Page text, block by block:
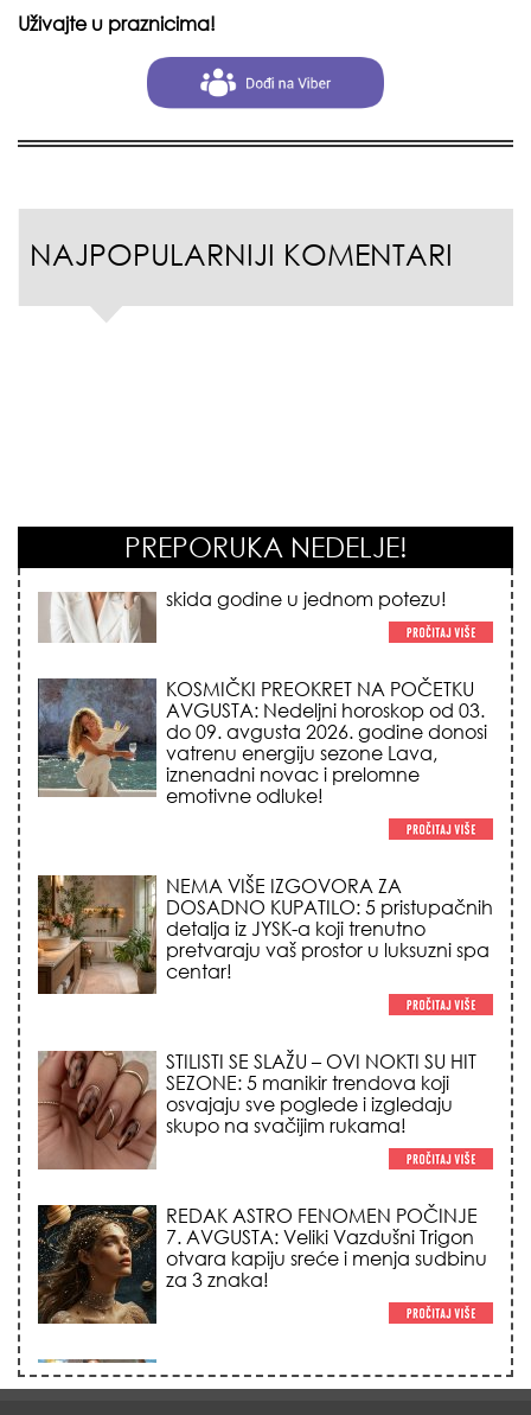
Uživajte u praznicima!
NAJPOPULARNIJI KOMENTARI
PREPORUKA NEDELJE!
KOSMIČKI PREOKRET NA POČETKU
AVGUSTA: Nedeljni horoskop od 03.
vatrenu energiju sezone Lava,
iznenadni novac i prelomne
emotivne odluke!
NEMA VIŠE IZGOVORA ZA
DOSADNO KUPATILO: 5 pristupačnih
pretvaraju vaš prostor u luksuzni spa
centar!
STILISTI SE SLAŽU – OVI NOKTI SU HIT
SEZONE: 5 manikir trendova koji
skupo na svačijim rukama!
REDAK ASTRO FENOMEN POČINJE
7. AVGUSTA: Veliki Vazdušni Trigon
za 3 znaka!
LJUDI U SRBIJI MASOVNO KUPUJU
OVO ČUDO OD 200 DINARA: Trik sa